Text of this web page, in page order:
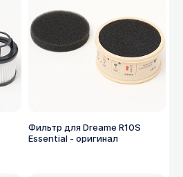
Фильтр для Dreame R10S
Essential - оригинал